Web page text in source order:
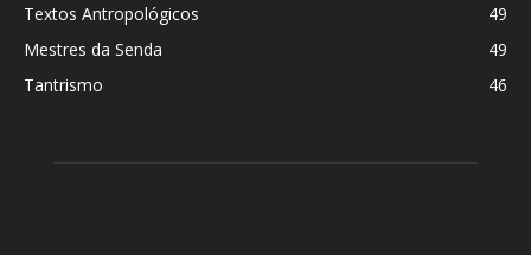
Textos Antropológicos
49
Mestres da Senda
49
Tantrismo
46